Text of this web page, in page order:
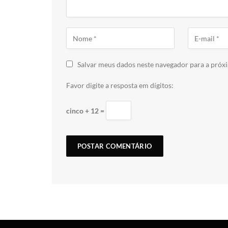
Salvar meus dados neste navegador para a
Favor digite a resposta em dígitos:
cinco + 12 =